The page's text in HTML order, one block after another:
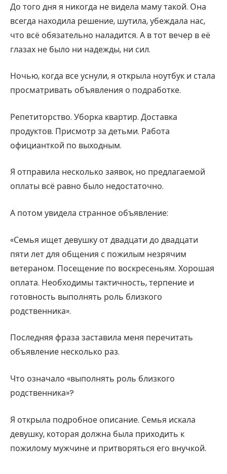
До того дня я никогда не видела маму такой. Она
всегда находила решение, шутила, убеждала нас,
что всё обязательно наладится. А в тот вечер в её
глазах не было ни надежды, ни сил.
Ночью, когда все уснули, я открыла ноутбук и стала
просматривать объявления о подработке.
Репетиторство. Уборка квартир. Доставка
продуктов. Присмотр за детьми. Работа
официанткой по выходным.
Я отправила несколько заявок, но предлагаемой
оплаты всё равно было недостаточно.
А потом увидела странное объявление:
«Семья ищет девушку от двадцати до двадцати
пяти лет для общения с пожилым незрячим
ветераном. Посещение по воскресеньям. Хорошая
оплата. Необходимы тактичность, терпение и
готовность выполнять роль близкого
родственника».
Последняя фраза заставила меня перечитать
объявление несколько раз.
Что означало «выполнять роль близкого
родственника»?
Я открыла подробное описание. Семья искала
девушку, которая должна была приходить к
пожилому мужчине и притворяться его внучкой.